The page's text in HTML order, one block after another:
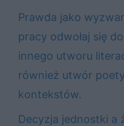
Prawda jako
pracy odwołaj się
innego utworu
również utwór
kontekstów.
Decyzja jednostki a